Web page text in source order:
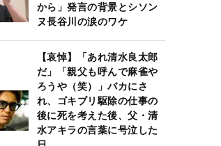
から」発言の背景とシソン
ヌ長谷川の涙のワケ
【哀悼】「あれ清水良太郎
だ」「親父も呼んで麻雀や
ろうや（笑）」バカにさ
れ、ゴキブリ駆除の仕事の
後に死を考えた後、父・清
水アキラの言葉に号泣した